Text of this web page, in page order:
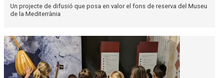
Un projecte de difusió que posa en valor el fons de reserva del Museu
de la Mediterrània